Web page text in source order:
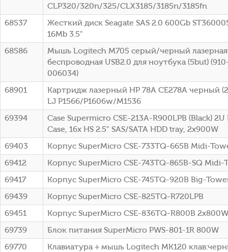
CLP320/320n/325/CLX3185/3185n/3185fn
68537
Жесткий диск Seagate SAS 2.0 600Gb
16Mb 3.5"
68586
Мышь Logitech M705 серый/черный лазерная
беспроводная USB2.0 для ноутбука (5but)
006034)
68901
Картридж лазерный HP 78A CE278A черный
LJ P1566/P1606w/M1536
69394
Case Supermicro CSE-213A-R900LPB (Black)
Case, 16x HS 2.5" SAS/SATA HDD tray, 2x900W
69403
Корпус SuperMicro CSE-733TQ-665B Midi-
69412
Корпус SuperMicro CSE-743TQ-865B-SQ Midi-
69417
Корпус SuperMicro CSE-745TQ-920B Big-
69439
Корпус SuperMicro CSE-825TQ-R720LPB
69451
Корпус SuperMicro CSE-836TQ-R800B
69739
Блок питания SuperMicro PWS-801-1R 800W
69770
Клавиатура + мышь Logitech MK120